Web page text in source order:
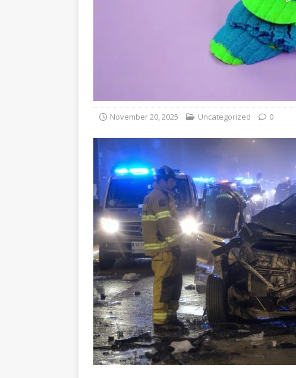
November 20, 2025 Uncategorized 0